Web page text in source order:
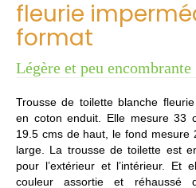
fleurie
format
Légère et peu encombrante
Trousse de toilette blanche
en coton enduit. Elle mesure 33
19.5 cms de haut, le fond
large. La trousse de toilette est
pour l’extérieur et l’intérieur.
couleur assortie et réhaussé